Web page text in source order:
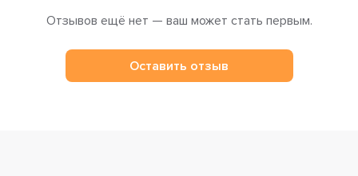
Отзывов ещё нет — ваш может стать первым.
Оставить отзыв